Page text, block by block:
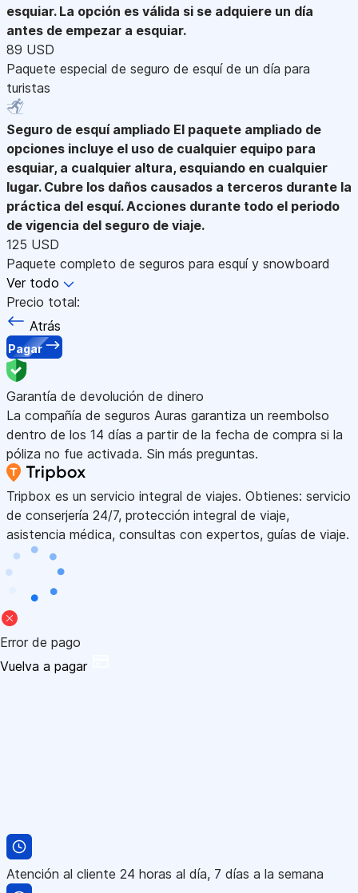
esquiar. La opción es válida si se adquiere un día
antes de empezar a esquiar.
89 USD
Paquete especial de seguro de esquí de un día para
turistas
Seguro de esquí ampliado El paquete ampliado de
opciones incluye el uso de cualquier equipo para
esquiar, a cualquier altura, esquiando en cualquier
lugar. Cubre los daños causados a terceros durante la
práctica del esquí. Acciones durante todo el periodo
de vigencia del seguro de viaje.
125 USD
Paquete completo de seguros para esquí y snowboard
Ver todo
Precio total:
Atrás
Pagar
Garantía de devolución de dinero
La compañía de seguros Auras garantiza un reembolso
dentro de los 14 días a partir de la fecha de compra si la
póliza no fue activada. Sin más preguntas.
Tripbox es un servicio integral de viajes. Obtienes: servicio
de conserjería 24/7, protección integral de viaje,
asistencia médica, consultas con expertos, guías de viaje.
Error de pago
Vuelva a pagar
Atención al cliente 24 horas al día, 7 días a la semana